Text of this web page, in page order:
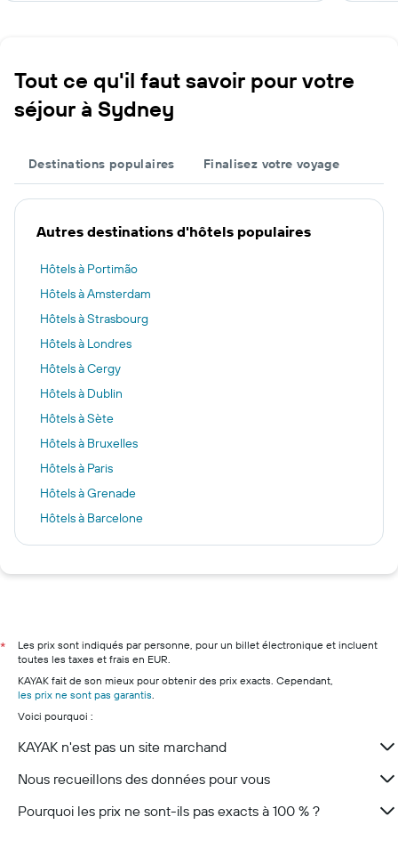
Tout ce qu'il faut savoir pour votre
séjour à Sydney
Destinations populaires Finalisez votre voyage
Autres destinations d'hôtels populaires
Hôtels à Portimão
Hôtels à Amsterdam
Hôtels à Strasbourg
Hôtels à Londres
Hôtels à Cergy
Hôtels à Dublin
Hôtels à Sète
Hôtels à Bruxelles
Hôtels à Paris
Hôtels à Grenade
Hôtels à Barcelone
Hôtels à Rome
Hôtels à Lyon
Hôtels à Deauville
Hôtels à Bordeaux
Hôtels à Cannes
*
Les prix sont indiqués par personne, pour un billet électronique et incluent
toutes les taxes et frais en EUR.
KAYAK fait de son mieux pour obtenir des prix exacts. Cependant,
les prix ne sont pas garantis.
Voici pourquoi :
KAYAK n'est pas un site marchand
Nous recueillons des données pour vous
Pourquoi les prix ne sont-ils pas exacts à 100 % ?